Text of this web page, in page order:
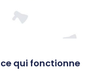
qui fonctionne